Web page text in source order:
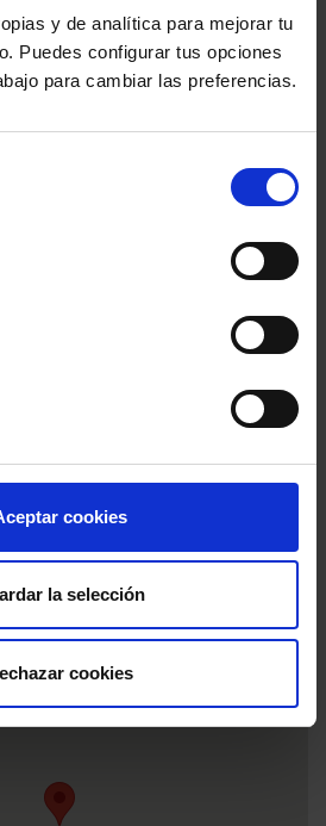
y de analítica para mejorar tu
Puedes configurar tus opciones
para cambiar las preferencias.
cookies
la selección
cookies
1, Tarragona, Tarragona,
2025 - 17:00h
- 19:00h